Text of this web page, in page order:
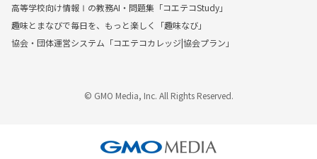
高等学校向け情報Ⅰの教務AI・問題集「コエテコStudy」
趣味とまなびで毎日を、もっと楽しく「趣味なび」
協会・団体運営システム「コエテコカレッジ|協会プラン」
© GMO Media, Inc. All Rights Reserved.